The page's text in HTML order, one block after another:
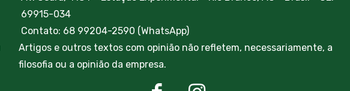
69915-034
Contato: 68 99204-2590 (WhatsApp)
Artigos e outros textos com opinião não refletem, necessariamente, a
filosofia ou a opinião da empresa.